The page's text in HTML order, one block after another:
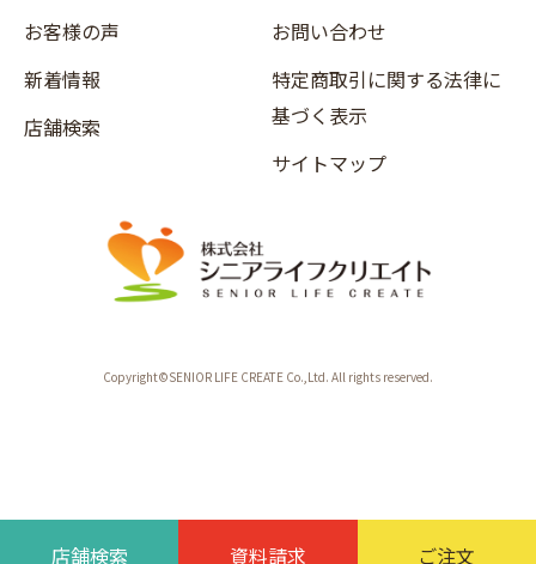
店舗検索 資料請求 ご注文
お客様の声
新着情報
店舗検索
お問い合わせ
特定商取引に関する法律に
基づく表示
サイトマップ
Copyright©SENIOR LIFE CREATE Co.,Ltd. All rights reserved.